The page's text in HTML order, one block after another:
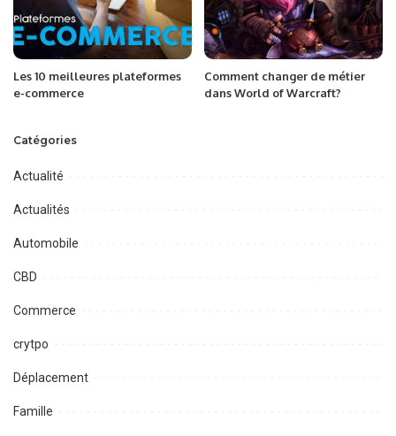
Les 10 meilleures plateformes
e-commerce
Comment changer de métier
dans World of Warcraft?
Catégories
Actualité
Actualités
Automobile
CBD
Commerce
crytpo
Déplacement
Famille